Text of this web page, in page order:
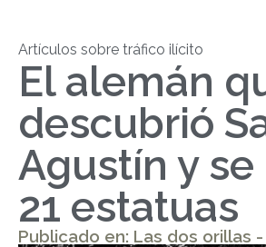
Artículos sobre tráfico ilícito
El alemán
descubrió
Agustín y
21 estatuas
Publicado en: Las dos orillas